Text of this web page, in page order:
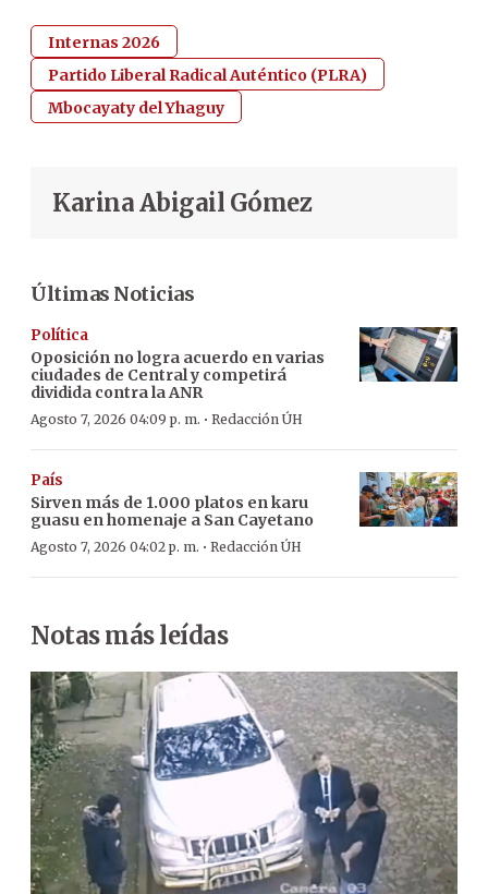
Internas 2026
Partido Liberal Radical Auténtico (PLRA)
Mbocayaty del Yhaguy
Karina Abigail Gómez
Últimas Noticias
Política
Oposición no logra acuerdo en varias
ciudades de Central y competirá
dividida contra la ANR
Agosto 7, 2026 04:09 p. m. · Redacción ÚH
País
Sirven más de 1.000 platos en karu
guasu en homenaje a San Cayetano
Agosto 7, 2026 04:02 p. m. · Redacción ÚH
Notas más leídas